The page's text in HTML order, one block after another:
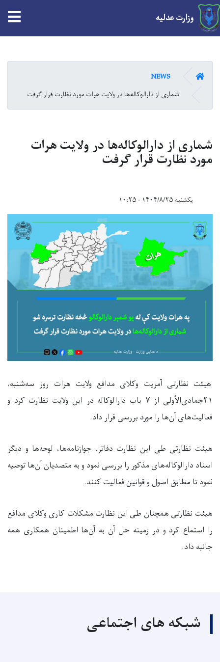
وزارت عدلیه
HOME
NEWS
شماری از دارالوکاله‌ها در ولایت هرات مورد نظارت قرار گرفت
شماری از دارالوکاله‌ها در ولایت هرات
مورد نظارت قرار گرفت
یکشنبه ۱۴۰۴/۸/۲۵ - ۱۰:۲۵
هیئت نظارتی آمریت وکلای مدافع ولایت هرات روز سه‌شنبه،
۲۱جمادی‌الأولی از ۷ باب دارالوکاله در این ولایت نظارت کرد و
فعالیت‌های آن‌ها را مورد بررسی قرار داد.
هیئت نظارتی طی این نظارت دفاتر، جوازنامه‌ها، لوحه‌ها و دیگر
اسناد دارالوکاله‌های مذکور را بررسی نمود و به متصدیان آن‌ها توصیه
نمود تا مطابق اصول و قوانین فعالیت کنند.
هيئت نظارتی همچنان طی اين نظارت مشکلات کاری وکلای مدافع
را استماع کرد و در زمينه حل آن به آن‌ها اطمينان همکاری همه
جانبه داد.
شبکه های اجتماعی